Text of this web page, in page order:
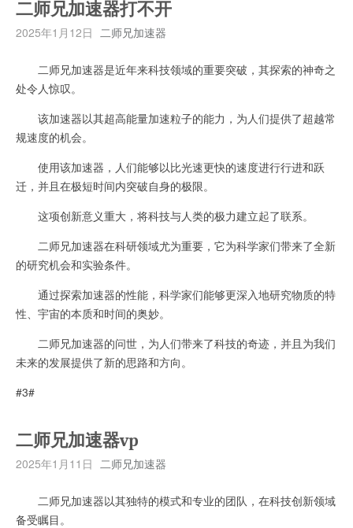
二师兄加速器打不开
2025年1月12日 二师兄加速器
二师兄加速器是近年来科技领域的重要突破，其探索的神奇之
处令人惊叹。
该加速器以其超高能量加速粒子的能力，为人们提供了超越常
规速度的机会。
使用该加速器，人们能够以比光速更快的速度进行行进和跃
迁，并且在极短时间内突破自身的极限。
这项创新意义重大，将科技与人类的极力建立起了联系。
二师兄加速器在科研领域尤为重要，它为科学家们带来了全新
的研究机会和实验条件。
通过探索加速器的性能，科学家们能够更深入地研究物质的特
性、宇宙的本质和时间的奥妙。
二师兄加速器的问世，为人们带来了科技的奇迹，并且为我们
未来的发展提供了新的思路和方向。
#3#
二师兄加速器vp
2025年1月11日 二师兄加速器
二师兄加速器以其独特的模式和专业的团队，在科技创新领域
备受瞩目。